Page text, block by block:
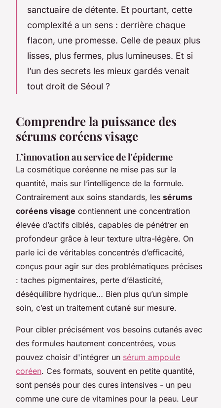
sanctuaire de détente. Et pourtant, cette
complexité a un sens : derrière chaque
flacon, une promesse. Celle de peaux plus
lisses, plus fermes, plus lumineuses. Et si
l’un des secrets les mieux gardés venait
tout droit de Séoul ?
Comprendre la puissance des
sérums coréens visage
L’innovation au service de l'épiderme
La cosmétique coréenne ne mise pas sur la
quantité, mais sur l’intelligence de la formule.
Contrairement aux soins standards, les sérums
coréens visage contiennent une concentration
élevée d’actifs ciblés, capables de pénétrer en
profondeur grâce à leur texture ultra-légère. On
parle ici de véritables concentrés d’efficacité,
conçus pour agir sur des problématiques précises
: taches pigmentaires, perte d’élasticité,
déséquilibre hydrique… Bien plus qu’un simple
soin, c’est un traitement cutané sur mesure.
Pour cibler précisément vos besoins cutanés avec
des formules hautement concentrées, vous
pouvez choisir d'intégrer un sérum ampoule
coréen. Ces formats, souvent en petite quantité,
sont pensés pour des cures intensives - un peu
comme une cure de vitamines pour la peau. Leur